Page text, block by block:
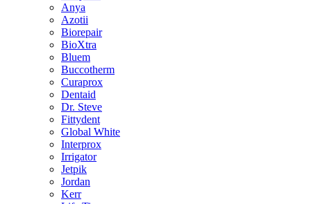
Anya
Azotii
Biorepair
BioXtra
Bluem
Buccotherm
Curaprox
Dentaid
Dr. Steve
Fittydent
Global White
Interprox
Irrigator
Jetpik
Jordan
Kerr